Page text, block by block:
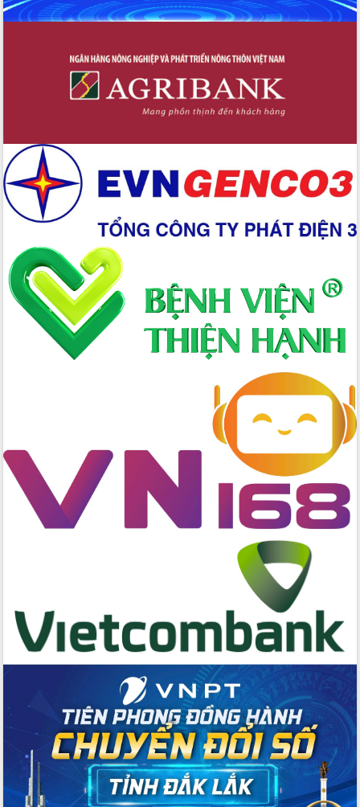
Đắk Lắk đẩy mạnh nuôi biển công
Tập huấn nâng cao năng lực triển khai
chuyển đổi số cho cán bộ, công chức
Đắk Lắk phát động hưởng ứng Ngày
2026
Đẩy mạnh cải cách hành chính, quyết
tâm đạt được mục tiêu tăng trưởng
hai con số trong năm 2026
Tổ chức trang trọng Lễ hội Đền thờ
Lương Văn Chánh năm 2026
Phó Bí thư Tỉnh ủy Đắk Lắk Đỗ Hữu
Huy giữ chức Bí thư Đảng ủy Ủy Ban
Nhân dân tỉnh
Bệnh án điện tử thúc đẩy chuyển đổi
số y tế tại Đắk Lắk
Chuyển đổi số thư viện: Mở rộng
không gian tri thức trong thời đại số
Bầu cử Quốc hội và HĐND: Cử tri Đắk
Lắk gửi gắm niềm tin, kỳ vọng vào lá
phiếu
Đắk Lắk sẵn sàng các điều kiện cho
Ngày hội bầu cử đại biểu Quốc hội
an toàn, hiệu quả, đúng quy định
Thủ tướng Chính phủ Phạm Minh Chính
kiểm tra, chỉ đạo hoàn thành các dự
Sôi nổi Hội đua ngựa truyền thống Gò
Thì Thùng mừng Xuân Bính Ngọ 2026
Lãnh đạo tỉnh dâng hương tưởng niệm
tại Đập Đồng Cam đầu Xuân Bính Ngọ
Ngành nông nghiệp phấn đấu tăng
trưởng đạt 5,86% trong năm 2026
UBND tỉnh Đắk Lắk triển khai công tác